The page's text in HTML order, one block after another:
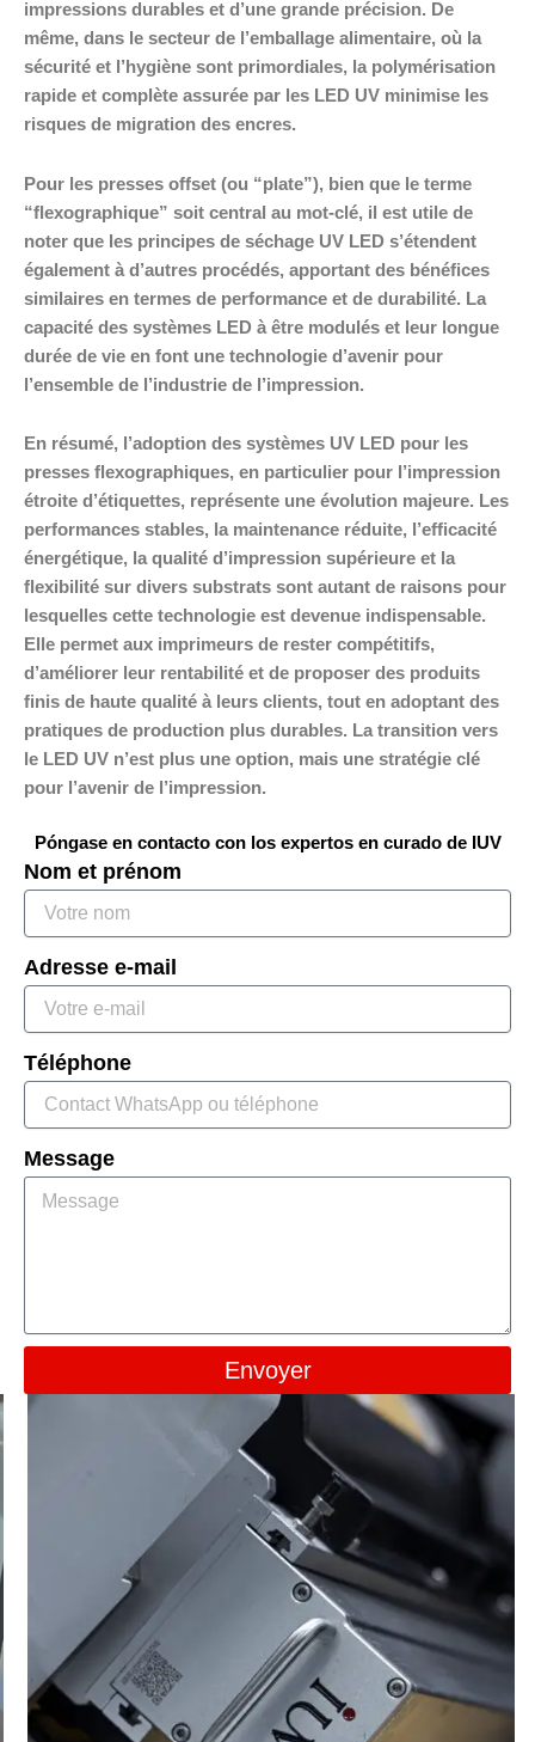
impressions durables et d’une grande précision. De
même, dans le secteur de l’emballage alimentaire, où la
sécurité et l’hygiène sont primordiales, la polymérisation
rapide et complète assurée par les LED UV minimise les
risques de migration des encres.
Pour les presses offset (ou “plate”), bien que le terme
“flexographique” soit central au mot-clé, il est utile de
noter que les principes de séchage UV LED s’étendent
également à d’autres procédés, apportant des bénéfices
similaires en termes de performance et de durabilité. La
capacité des systèmes LED à être modulés et leur longue
durée de vie en font une technologie d’avenir pour
l’ensemble de l’industrie de l’impression.
En résumé, l’adoption des systèmes UV LED pour les
presses flexographiques, en particulier pour l’impression
étroite d’étiquettes, représente une évolution majeure. Les
performances stables, la maintenance réduite, l’efficacité
énergétique, la qualité d’impression supérieure et la
flexibilité sur divers substrats sont autant de raisons pour
lesquelles cette technologie est devenue indispensable.
Elle permet aux imprimeurs de rester compétitifs,
d’améliorer leur rentabilité et de proposer des produits
finis de haute qualité à leurs clients, tout en adoptant des
pratiques de production plus durables. La transition vers
le LED UV n’est plus une option, mais une stratégie clé
pour l’avenir de l’impression.
Póngase en contacto con los expertos en curado de IUV
Nom et prénom
Adresse e-mail
Téléphone
Message
Envoyer